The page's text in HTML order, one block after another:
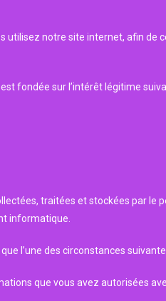
utilisez notre site internet, afin de
fondée sur l’intérêt légitime
traitées et stockées par le
informatique.
l’une des circonstances
que vous avez autorisées